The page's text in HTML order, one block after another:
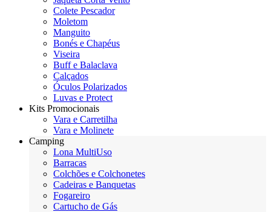
Colete Pescador
Moletom
Manguito
Bonés e Chapéus
Viseira
Buff e Balaclava
Calçados
Óculos Polarizados
Luvas e Protect
Kits Promocionais
Vara e Carretilha
Vara e Molinete
Camping
Lona MultiUso
Barracas
Colchões e Colchonetes
Cadeiras e Banquetas
Fogareiro
Cartucho de Gás